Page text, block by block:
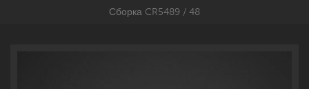
Сборка CR5489 / 48